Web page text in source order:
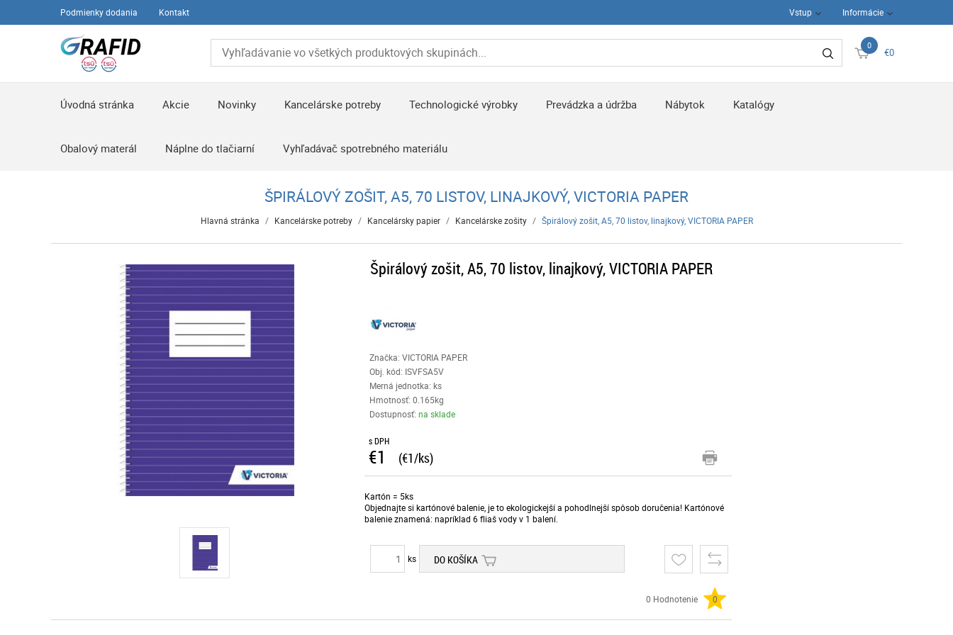
Podmienky dodania Kontakt Vstup Informácie
0
€0
Úvodná stránka Akcie Novinky Kancelárske potreby Technologické výrobky Prevádzka a údržba Nábytok Katalógy
Obalový materál Náplne do tlačiarní Vyhľadávač spotrebného materiálu
ŠPIRÁLOVÝ ZOŠIT, A5, 70 LISTOV, LINAJKOVÝ, VICTORIA PAPER
Hlavná stránka / Kancelárske potreby / Kancelársky papier / Kancelárske zošity / Špirálový zošit, A5, 70 listov, linajkový, VICTORIA PAPER
Špirálový zošit, A5, 70 listov, linajkový, VICTORIA PAPER
Značka: VICTORIA PAPER
Obj. kód: ISVFSA5V
Merná jednotka: ks
Hmotnosť: 0.165kg
Dostupnosť: na sklade
s DPH
€1 (€1/ks)
Kartón = 5ks
Objednajte si kartónové balenie, je to ekologickejší a pohodlnejší spôsob doručenia! Kartónové
balenie znamená: napríklad 6 fliaš vody v 1 balení.
ks DO KOŠÍKA
0 Hodnotenie 0